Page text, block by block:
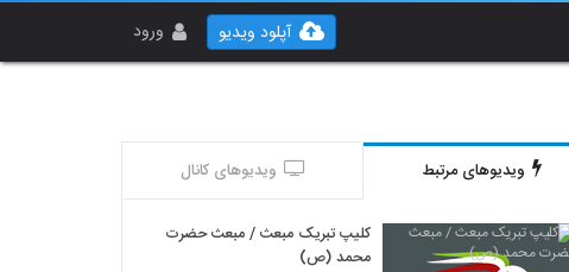
ورود آپلود ویدیو
ویدیوهای مرتبط ویدیوهای کانال
کلیپ تبریک مبعث / مبعث حضرت
محمد (ص)